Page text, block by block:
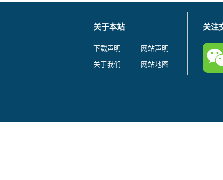
关于本站
下载声明
网站声明
关于我们
网站地图
关注